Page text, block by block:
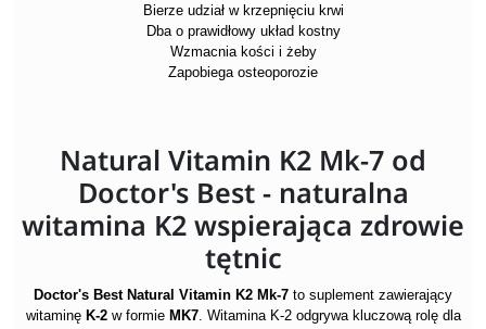
Bierze udział w krzepnięciu krwi
Dba o prawidłowy układ kostny
Wzmacnia kości i żeby
Zapobiega osteoporozie
Natural Vitamin K2 Mk-7 od
Doctor's Best - naturalna
witamina K2 wspierająca zdrowie
tętnic
Doctor's Best Natural Vitamin K2 Mk-7 to suplement zawierający
witaminę K-2w formie MK7. Witamina K-2 odgrywa kluczową rolę dla